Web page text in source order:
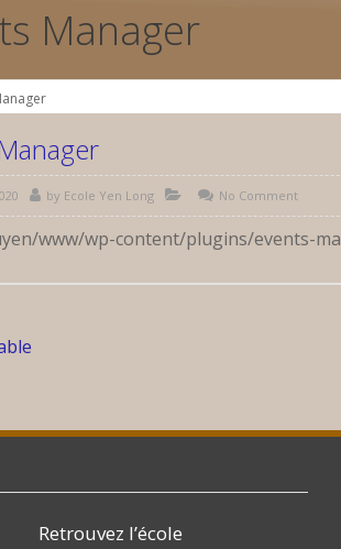
Manager
by Ecole Yen Long No Comment
www/wp-content/plugins/events-
Retrouvez l’école